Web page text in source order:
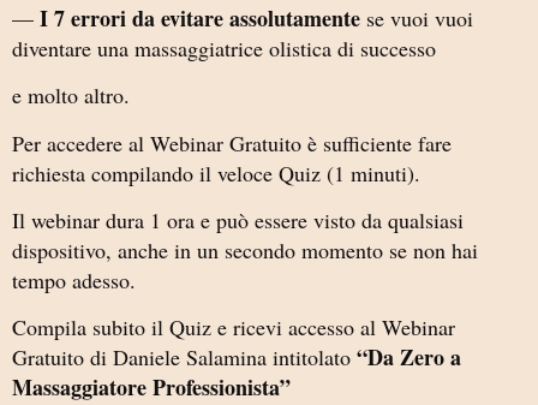
— I 7 errori da evitare assolutamente se vuoi vuoi
diventare una massaggiatrice olistica di successo
e molto altro.
Per accedere al Webinar Gratuito è sufficiente fare
richiesta compilando il veloce Quiz (1 minuti).
Il webinar dura 1 ora e può essere visto da qualsiasi
dispositivo, anche in un secondo momento se non hai
tempo adesso.
Compila subito il Quiz e ricevi accesso al Webinar
Gratuito di Daniele Salamina intitolato “Da Zero a
Massaggiatore Professionista”